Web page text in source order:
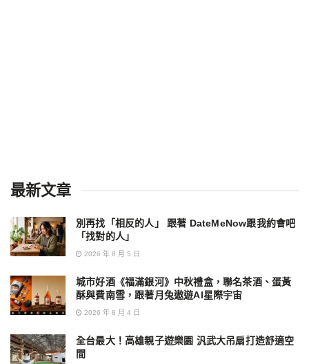
最新文章
別再找「相反的人」 跟著 DateMeNow跟我約會吧
「找對的人」
2026 年 8 月 5 日
城市好酒《福滿銀河》中秋禮盒，聯名茶酒、蛋黃
酥與費南雪，跟著月兔遨遊AI星際宇宙
2026 年 8 月 4 日
全台最大！高雄親子遊樂園 汎武大吊扇打造舒適空
間